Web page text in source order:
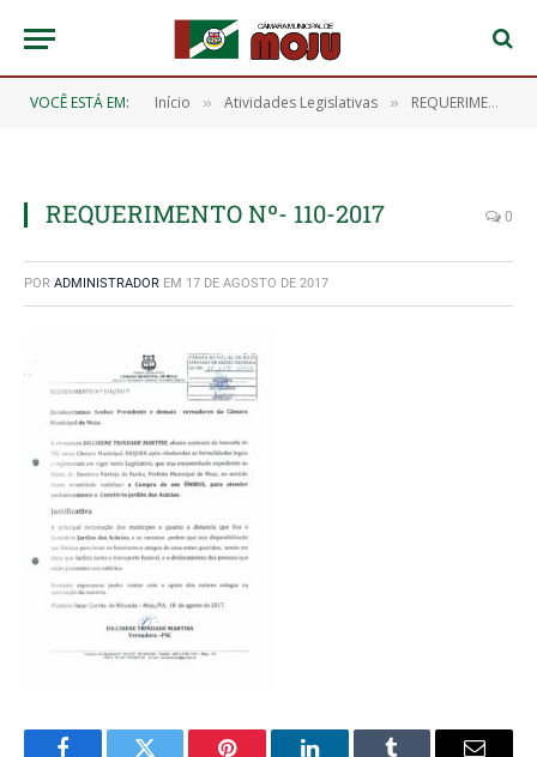
VOCÊ ESTÁ EM: Início » Atividades Legislativas » REQUERIMENTO Nº 110/2017
REQUERIMENTO Nº- 110-2017 0
POR ADMINISTRADOR EM 17 DE AGOSTO DE 2017